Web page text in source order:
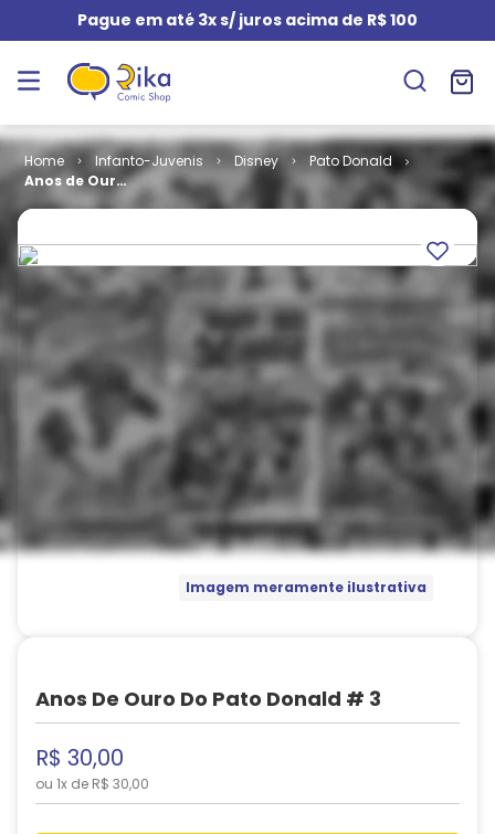
Pague em até 3x s/ juros acima de R$ 100
Infanto-Juvenis Disney
Pato Donald
Anos de Ouro
do Pato
Imagem meramente ilustrativa
Anos De Ouro Do Pato Donald # 3
R$ 30,00
ou 1x de R$ 30,00